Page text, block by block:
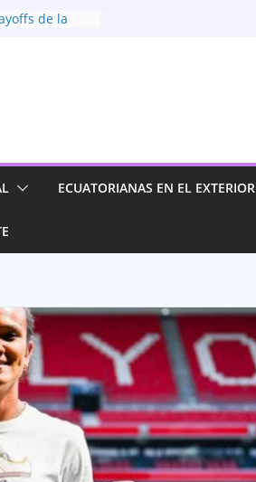
de la
a las
Conmebol
por el futuro
se instala
a las
ECUATORIANAS EN EL EXTERIOR